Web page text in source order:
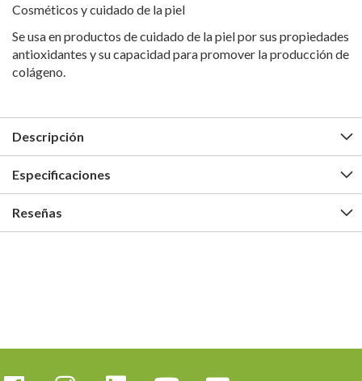
Cosméticos y cuidado de la piel
Se usa en productos de cuidado de la piel por sus propiedades
antioxidantes y su capacidad para promover la producción de
colágeno.
Descripción
Especificaciones
Reseñas